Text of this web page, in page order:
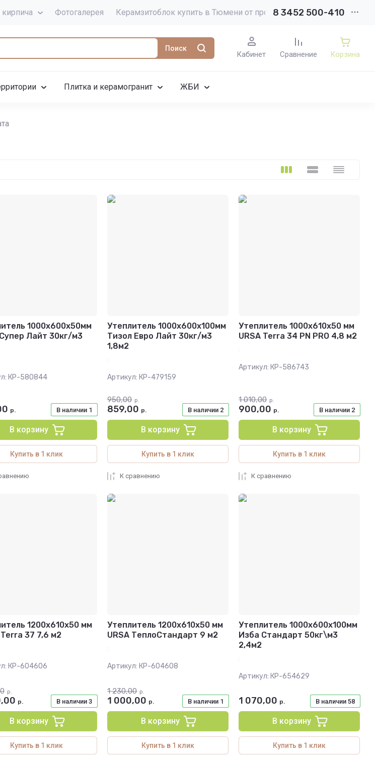
кирпича Фотогалерея Керамзитоблок купить в Тюмени от производителя
8 3452 500-410
Поиск
Кабинет Сравнение Корзина
Плитка и керамогранит ЖБИ
1000х600х50мм
Лайт 30кг/м3
КР-580844
В наличии 1
р.
В корзину
Купить в 1 клик
Утеплитель 1000х600х100мм
Тизол Евро Лайт 30кг/м3
1,8м2
Артикул: КР-479159
В наличии 2
950,00 р.
859,00 р.
В корзину
Купить в 1 клик
К сравнению
Утеплитель 1000х610х50 мм
URSA Terra 34 PN PRO 4,8 м2
Артикул: КР-586743
В наличии 2
1 010,00 р.
900,00 р.
В корзину
Купить в 1 клик
К сравнению
1200х610х50 мм
Terra 37 7,6 м2
КР-604606
В наличии3
р.
р.
В корзину
Купить в 1 клик
Утеплитель 1200х610х50 мм
URSA ТеплоСтандарт 9 м2
Артикул: КР-604608
В наличии 1
1 230,00 р.
1 000,00 р.
В корзину
Купить в 1 клик
Утеплитель 1000х600х100мм
Изба Стандарт 50кг\м3
2,4м2
Артикул: КР-654629
В наличии 58
1 070,00 р.
В корзину
Купить в 1 клик